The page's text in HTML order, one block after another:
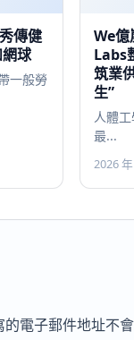
傳健
球
一般勞
We
Labs
筑業
生”
人體
最...
2026
電子郵件地址不